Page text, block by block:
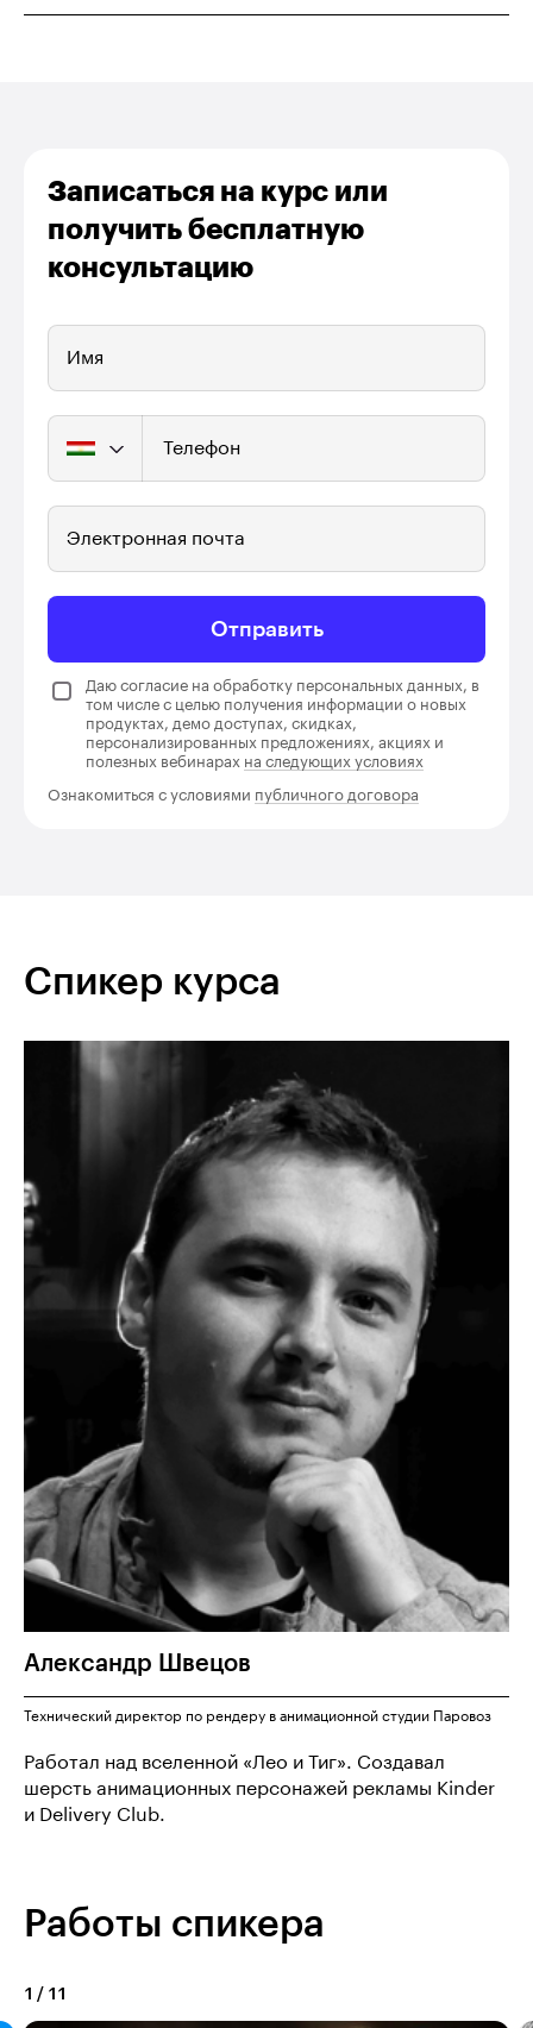
Записаться на курс или
получить бесплатную
консультацию
Имя
Телефон
Электронная почта
Отправить
Даю согласие на обработку персональных данных, в
том числе с целью получения информации о новых
продуктах, демо доступах, скидках,
персонализированных предложениях, акциях и
полезных вебинарах на следующих условиях
Ознакомиться с условиями публичного договора
Спикер курса
Александр Швецов
Технический директор по рендеру в анимационной студии Паровоз
Работал над вселенной «Лео и Тиг». Создавал
шерсть анимационных персонажей рекламы Kinder
и Delivery Club.
Работы спикера
1 / 11